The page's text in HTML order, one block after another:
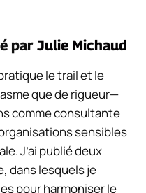
par Julie Michaud
le trail et le
que de rigueur—
comme consultante
sensibles
J’ai publié deux
dans lesquels je
pour harmoniser le